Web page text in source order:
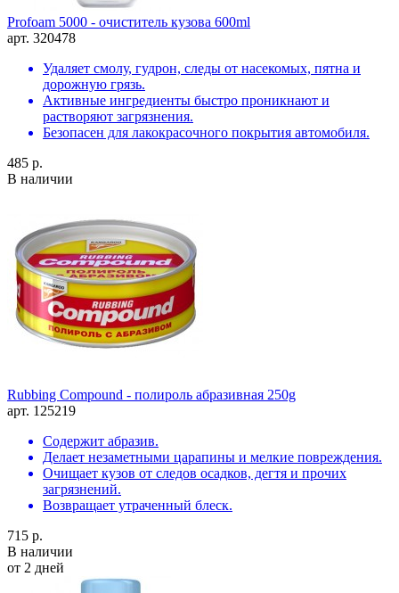
Profoam 5000 - очиститель кузова 600ml
арт. 320478
Удаляет смолу, гудрон, следы от насекомых, пятна и
дорожную грязь.
Активные ингредиенты быстро проникнают и
растворяют загрязнения.
Безопасен для лакокрасочного покрытия автомобиля.
485 р.
В наличии
Rubbing Compound - полироль абразивная 250g
арт. 125219
Содержит абразив.
Делает незаметными царапины и мелкие повреждения.
Очищает кузов от следов осадков, дегтя и прочих
загрязнений.
Возвращает утраченный блеск.
715 р.
В наличии
от 2 дней